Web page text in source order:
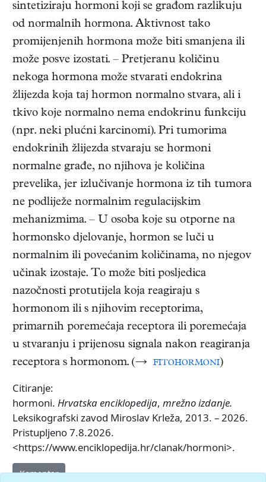
sintetiziraju hormoni koji se građom razlikuju
od normalnih hormona. Aktivnost tako
promijenjenih hormona može biti smanjena ili
može posve izostati. – Pretjeranu količinu
nekoga hormona može stvarati endokrina
žlijezda koja taj hormon normalno stvara, ali i
tkivo koje normalno nema endokrinu funkciju
(npr. neki plućni karcinomi). Pri tumorima
endokrinih žlijezda stvaraju se hormoni
normalne građe, no njihova je količina
prevelika, jer izlučivanje hormona iz tih tumora
ne podliježe normalnim regulacijskim
mehanizmima. – U osoba koje su otporne na
hormonsko djelovanje, hormon se luči u
normalnim ili povećanim količinama, no njegov
učinak izostaje. To može biti posljedica
nazočnosti protutijela koja reagiraju s
hormonom ili s njihovim receptorima,
primarnih poremećaja receptora ili poremećaja
u stvaranju i prijenosu signala nakon reagiranja
receptora s hormonom. (→ fitohormoni)
Citiranje:
hormoni. Hrvatska enciklopedija, mrežno izdanje.
Leksikografski zavod Miroslav Krleža, 2013. – 2026.
Pristupljeno 7.8.2026.
<https://www.enciklopedija.hr/clanak/hormoni>.
Komentar